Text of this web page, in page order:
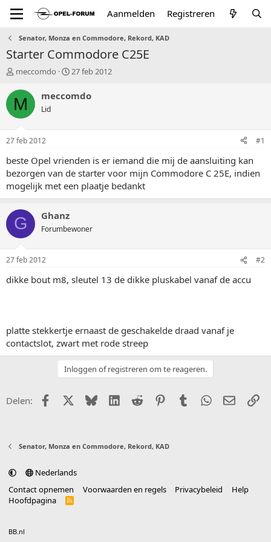
Aanmelden Registreren
Senator, Monza en Commodore, Rekord, KAD
Starter Commodore C25E
T
p
i
t
a
r
e
r
meccomdo
S
a
u
27 feb 2012
M meccomdo
Lid
27 feb 2012 #1
beste Opel vrienden is er iemand die mij de aansluiting kan
bezorgen van de starter voor mijn Commodore C 25E, indien
mogelijk met een plaatje bedankt
G Ghanz
Forumbewoner
27 feb 2012 #2
dikke bout m8, sleutel 13 de dikke pluskabel vanaf de accu
platte stekkertje ernaast de geschakelde draad vanaf je
contactslot, zwart met rode streep
Inloggen of registreren om te reageren.
Delen: FacebookX (Twitter)
BlueskyLinkedIn
Reddit PinterestTumblr WhatsApp
E-mail
Senator, Monza en Commodore, Rekord, KAD
Nederlands
Contact opnemen
Voorwaarden en regels Privacybeleid
Help
Hoofdpagina
R
BB.nl